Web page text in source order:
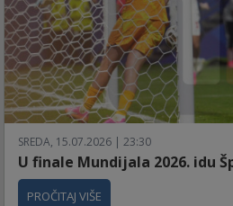
SREDA, 15.07.2026 | 23:30
U finale Mundijala 2026. idu
PROČITAJ VIŠE